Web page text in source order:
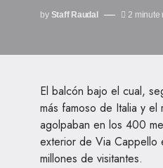
by Staff Raudal 2 minute
El balcón bajo el cual,
más famoso de Italia y
agolpaban en los 400
exterior de Via Cappello
millones de visitantes.